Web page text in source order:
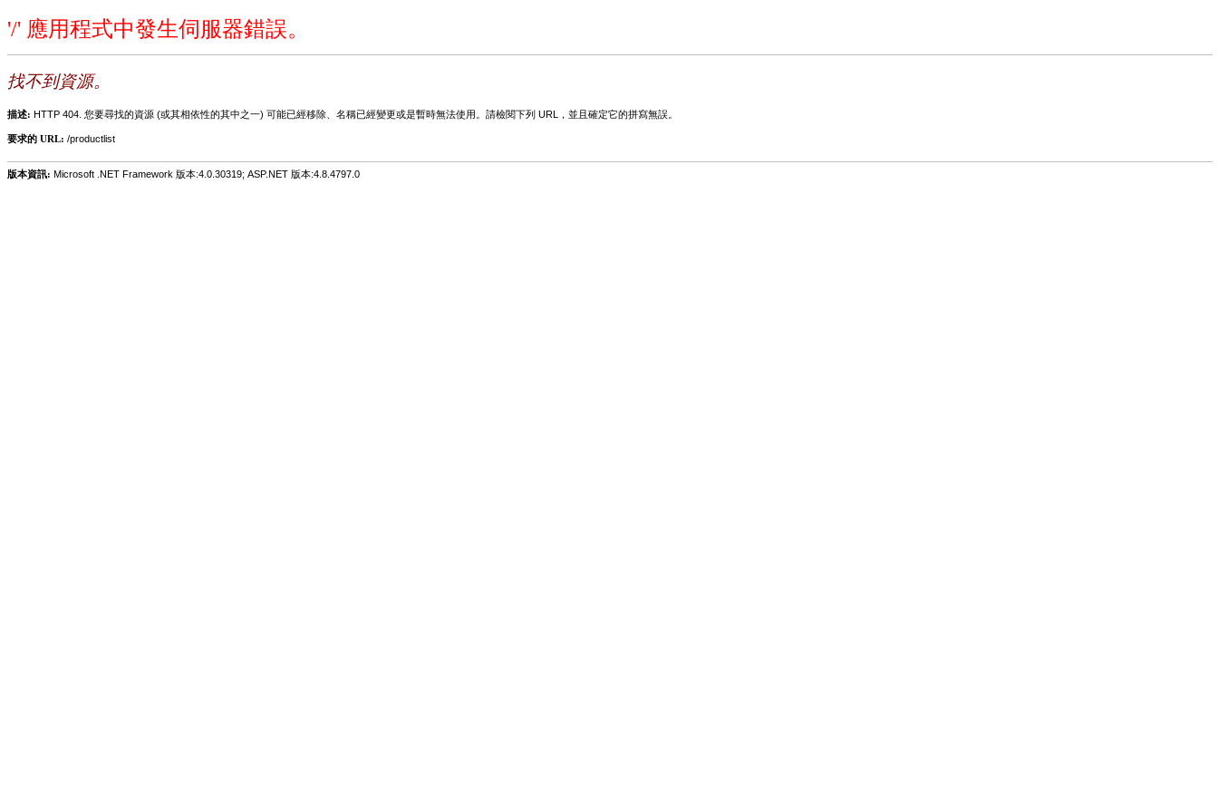
'/' 應用程式中發生伺服器錯誤。
找不到資源。
描述: HTTP 404. 您要尋找的資源 (或其相依性的其中之一) 可能已經移除、名稱已經變更或是暫時無法使用。請檢閱下列 URL，並且確定它的拼寫無誤。
要求的 URL: /productlist
版本資訊: Microsoft .NET Framework 版本:4.0.30319; ASP.NET 版本:4.8.4797.0